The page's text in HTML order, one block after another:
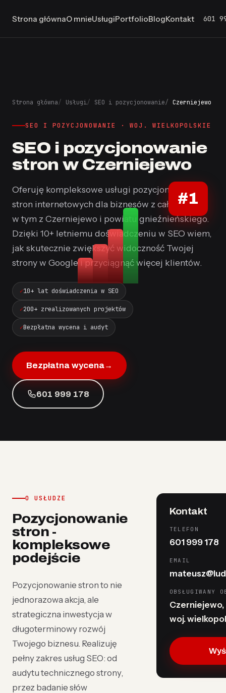
Strona głównaO mnieUsługiPortfolioBlogKontakt 601
#1
Strona główna Usługi SEO i pozycjonowanie Czerniejewo
SEO I POZYCJONOWANIE · WOJ. WIELKOPOLSKIE
SEO i pozycjonowanie
stron w Czerniejewo
Oferuję kompleksowe usługi pozycjonowania
stron internetowych dla biznesów z całej Polski,
w tym z Czerniejewo i powiatu gnieźnieńskiego.
Dzięki 10+ letniemu doświadczeniu w SEO wiem,
jak skutecznie zwiększyć widoczność Twojej
strony w Google i przyciągnąć więcej klientów.
10+ lat doświadczenia w SEO
200+ zrealizowanych projektów
Bezpłatna wycena i audyt
Bezpłatna wycena→
601 999 178
O USŁUDZE
Pozycjonowanie
stron -
kompleksowe
podejście
Pozycjonowanie stron to nie
jednorazowa akcja, ale
strategiczna inwestycja w
długoterminowy rozwój
Twojego biznesu. Realizuję
pełny zakres usług SEO: od
audytu technicznego strony,
przez badanie słów
Kontakt
TELEFON
601 999 178
EMAIL
OBSŁUGIWANY
woj.